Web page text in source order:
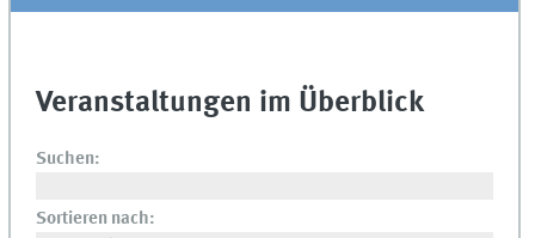
Veranstaltungen im Überblick
Suchen:
Sortieren nach: